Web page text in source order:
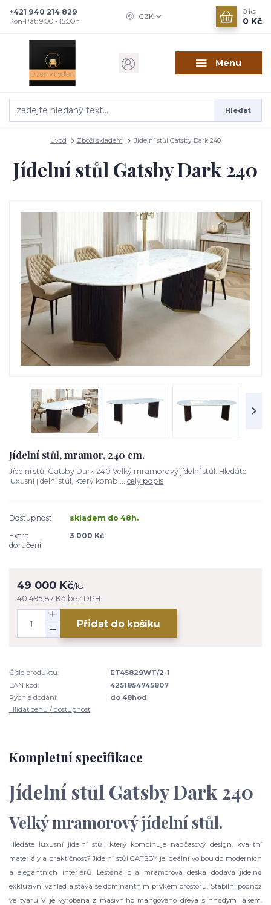
Menu
CZK
Hledat
+421 940 214 829
Pon-Pát: 9:00 - 15:00h
0 ks
0 Kč
Úvod Zboží skladem Jídelní stůl Gatsby Dark 240
Jídelní stůl Gatsby Dark 240
Jídelní stůl, mramor, 240 cm.
Jídelní stůl Gatsby Dark 240 Velký mramorový jídelní stůl. Hledáte
luxusní jídelní stůl, který kombi... celý popis
Dostupnost
skladem do 48h.
Extra
doručení
3 000 Kč
49 000 Kč/ks
40 495,87 Kč bez DPH
Přidat do košíku
Číslo produktu:
ET45829WT/2-1
EAN kód:
4251854745807
Rychlé dodání:
do 48hod
Hlídat cenu / dostupnost
Kompletní specifikace
Jídelní stůl Gatsby Dark 240
Velký mramorový jídelní stůl.
Hledáte luxusní jídelní stůl, který kombinuje nadčasový design, kvalitní
materiály a praktičnost? Jídelní stůl GATSBY je ideální volbou do moderních
a elegantních interiérů. Leštěná bílá mramorová deska dodává jídelně
exkluzivní vzhled a stává se dominantním prvkem prostoru. Stabilní podnož
ve tvaru V je vyrobena z masivního mangového dřeva s hnědým lakem.